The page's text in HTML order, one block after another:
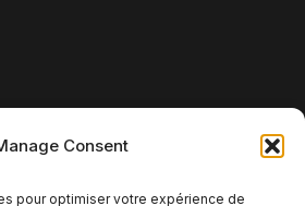
Consent
pour optimiser votre expérience de